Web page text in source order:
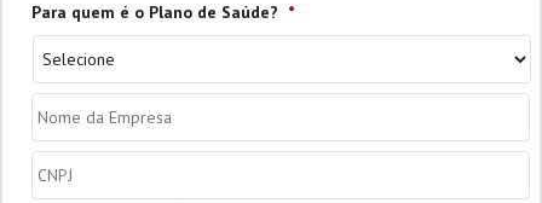
Para quem é o Plano de Saúde? *
da
Empresa *